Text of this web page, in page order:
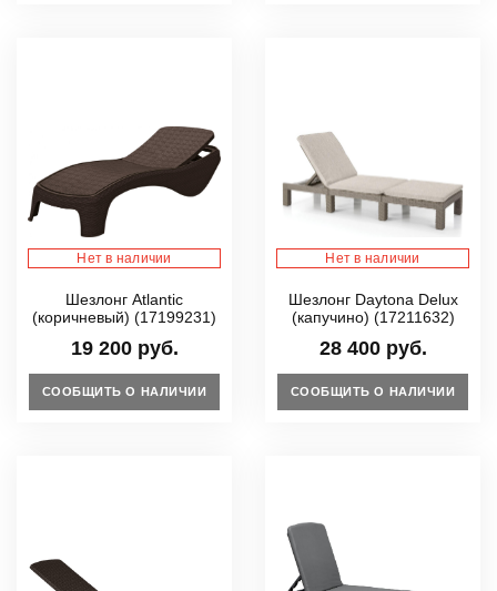
Нет в наличии
Шезлонг Atlantic
(коричневый) (17199231)
19 200 руб.
СООБЩИТЬ О НАЛИЧИИ
Нет в наличии
Шезлонг Daytona Delux
(капучино) (17211632)
28 400 руб.
СООБЩИТЬ О НАЛИЧИИ